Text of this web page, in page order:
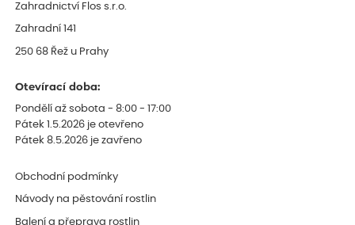
Zahradnictví Flos s.r.o.
Zahradní 141
250 68 Řež u Prahy
Otevírací doba:
Pondělí až sobota - 8:00 - 17:00
Pátek 1.5.2026 je otevřeno
Pátek 8.5.2026 je zavřeno
Obchodní podmínky
Návody na pěstování rostlin
Balení a přeprava rostlin